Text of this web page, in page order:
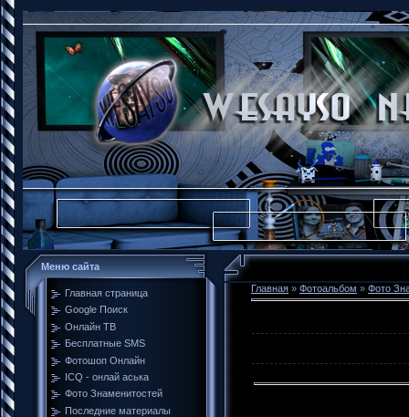
Меню сайта
Главная страница
Google Поиск
Онлайн ТВ
Бесплатные SMS
Фотошоп Онлайн
ICQ - онлай аська
Фото Знаменитостей
Последние материалы
Главная » Фотоальбом » Фото